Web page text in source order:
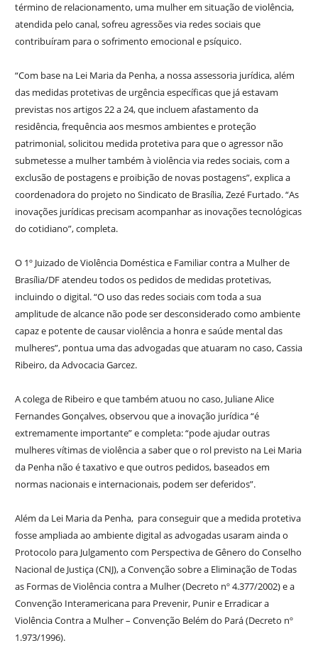
término de relacionamento, uma mulher em situação de violência,
atendida pelo canal, sofreu agressões via redes sociais que
contribuíram para o sofrimento emocional e psíquico.
“Com base na Lei Maria da Penha, a nossa assessoria jurídica, além
das medidas protetivas de urgência específicas que já estavam
previstas nos artigos 22 a 24, que incluem afastamento da
residência, frequência aos mesmos ambientes e proteção
patrimonial, solicitou medida protetiva para que o agressor não
submetesse a mulher também à violência via redes sociais, com a
exclusão de postagens e proibição de novas postagens”, explica a
coordenadora do projeto no Sindicato de Brasília, Zezé Furtado. “As
inovações jurídicas precisam acompanhar as inovações tecnológicas
do cotidiano”, completa.
O 1º Juizado de Violência Doméstica e Familiar contra a Mulher de
Brasília/DF atendeu todos os pedidos de medidas protetivas,
incluindo o digital. “O uso das redes sociais com toda a sua
amplitude de alcance não pode ser desconsiderado como ambiente
capaz e potente de causar violência a honra e saúde mental das
mulheres”, pontua uma das advogadas que atuaram no caso, Cassia
Ribeiro, da Advocacia Garcez.
A colega de Ribeiro e que também atuou no caso, Juliane Alice
Fernandes Gonçalves, observou que a inovação jurídica “é
extremamente importante” e completa: “pode ajudar outras
mulheres vítimas de violência a saber que o rol previsto na Lei Maria
da Penha não é taxativo e que outros pedidos, baseados em
normas nacionais e internacionais, podem ser deferidos”.
Além da Lei Maria da Penha, para conseguir que a medida protetiva
fosse ampliada ao ambiente digital as advogadas usaram ainda o
Protocolo para Julgamento com Perspectiva de Gênero do Conselho
Nacional de Justiça (CNJ), a Convenção sobre a Eliminação de Todas
as Formas de Violência contra a Mulher (Decreto nº 4.377/2002) e a
Convenção Interamericana para Prevenir, Punir e Erradicar a
Violência Contra a Mulher – Convenção Belém do Pará (Decreto nº
1.973/1996).